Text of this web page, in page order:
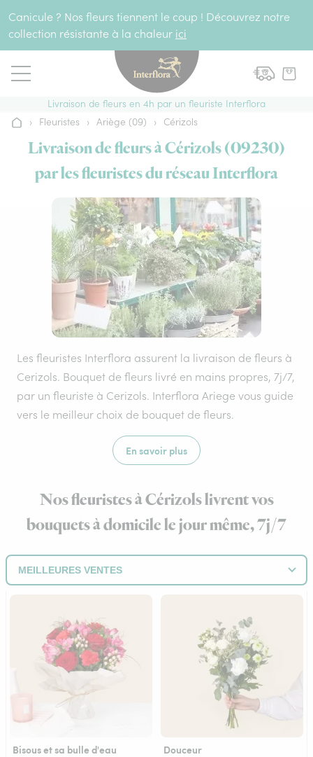
Canicule ? Nos fleurs tiennent le coup ! Découvrez notre
collection résistante à la chaleur ici
Livraison de fleurs en 4h par un fleuriste Interflora
Accueil
› Fleuristes › Ariège (09) › Cérizols
Livraison de fleurs à Cérizols (09230)
par les fleuristes du réseau Interflora
Les fleuristes Interflora assurent la livraison de fleurs à
Cerizols. Bouquet de fleurs livré en mains propres, 7j/7,
par un fleuriste à Cerizols. Interflora Ariege vous guide
vers le meilleur choix de bouquet de fleurs.
En savoir plus
Nos fleuristes à Cérizols livrent vos
bouquets à domicile le jour même, 7j/7
Bisous et sa bulle d'eau Douceur